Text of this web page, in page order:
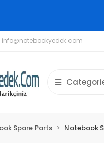
info@notebookyedek.com
Spare Parts Notebook